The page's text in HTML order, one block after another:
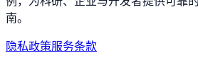
南。
隐私政策服务条款